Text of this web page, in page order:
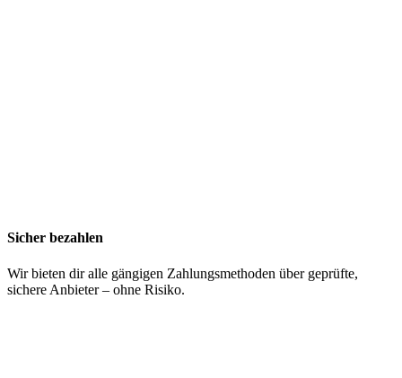
Sicher bezahlen
Wir bieten dir alle gängigen Zahlungsmethoden über geprüfte,
sichere Anbieter – ohne Risiko.